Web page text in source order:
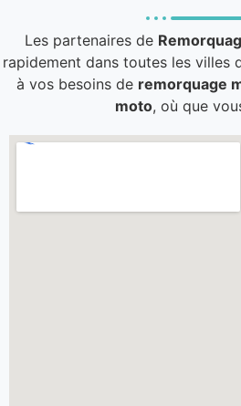
Les partenaires de
rapidement dans toutes les villes
à vos besoins de remorquage
moto, où que